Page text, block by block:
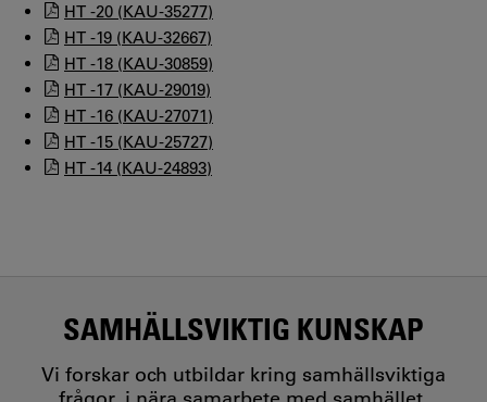
HT -20 (KAU-35277)
HT -19 (KAU-32667)
HT -18 (KAU-30859)
HT -17 (KAU-29019)
HT -16 (KAU-27071)
HT -15 (KAU-25727)
HT -14 (KAU-24893)
SAMHÄLLSVIKTIG KUNSKAP
Vi forskar och utbildar kring samhällsviktiga